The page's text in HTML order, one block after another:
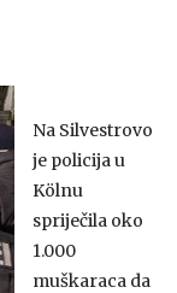
Na Silvestrovo
je policija u
Kölnu
spriječila oko
1.000
muškaraca da